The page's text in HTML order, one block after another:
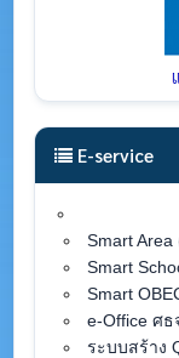
E-service
Smart Area
Smart
Smart
e-Office ศ
ระบบสร้าง